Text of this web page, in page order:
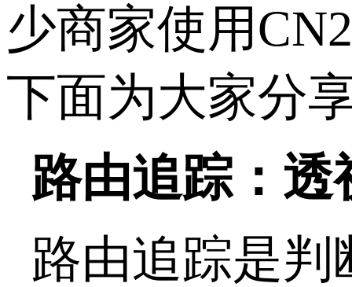
少商家使用CN2
下面为大家分
路由追踪：
路由追踪是